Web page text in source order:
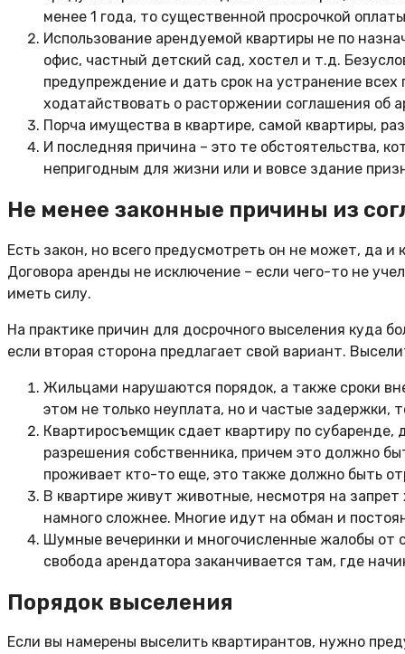
менее 1 года, то существенной просрочкой
Использование арендуемой квартиры не по
офис, частный детский сад, хостел и т.д.
предупреждение и дать срок на устранение
ходатайствовать о расторжении соглашения об
Порча имущества в квартире, самой квартиры,
И последняя причина – это те обстоятельства,
непригодным для жизни или и вовсе здание
Не менее законные причины из
Есть закон, но всего предусмотреть он не может, да
Договора аренды не исключение – если чего-то не
иметь силу.
На практике причин для досрочного выселения куда
если вторая сторона предлагает свой вариант.
Жильцами нарушаются порядок, а также сроки
этом не только неуплата, но и частые задержки,
Квартиросъемщик сдает квартиру по субаренде,
разрешения собственника, причем это должно
проживает кто-то еще, это также должно быть
В квартире живут животные, несмотря на запрет
намного сложнее. Многие идут на обман и
Шумные вечеринки и многочисленные жалобы от
свобода арендатора заканчивается там, где
Порядок выселения
Если вы намерены выселить квартирантов, нужно